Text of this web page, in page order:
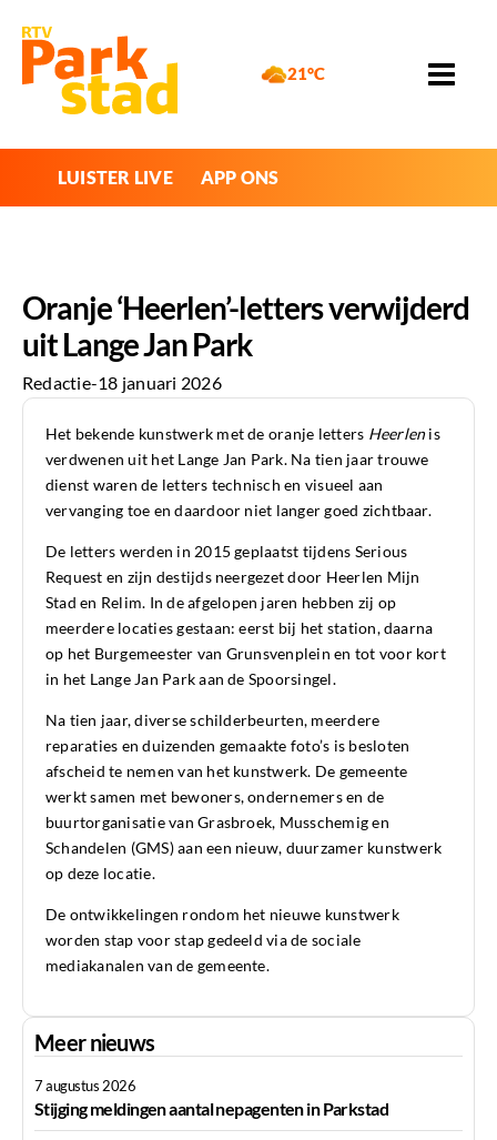
21°C
LUISTER LIVE APP ONS
Oranje ‘Heerlen’-letters verwijderd
uit Lange Jan Park
Redactie-18 januari 2026
Het bekende kunstwerk met de oranje letters Heerlenis
verdwenen uit het Lange Jan Park. Na tien jaar trouwe
dienst waren de letters technisch en visueel aan
vervanging toe en daardoor niet langer goed zichtbaar.
De letters werden in 2015 geplaatst tijdens Serious
Request en zijn destijds neergezet door Heerlen Mijn
Stad en Relim. In de afgelopen jaren hebben zij op
meerdere locaties gestaan: eerst bij het station, daarna
op het Burgemeester van Grunsvenplein en tot voor kort
in het Lange Jan Park aan de Spoorsingel.
Na tien jaar, diverse schilderbeurten, meerdere
reparaties en duizenden gemaakte foto’s is besloten
afscheid te nemen van het kunstwerk. De gemeente
werkt samen met bewoners, ondernemers en de
buurtorganisatie van Grasbroek, Musschemig en
Schandelen (GMS) aan een nieuw, duurzamer kunstwerk
op deze locatie.
De ontwikkelingen rondom het nieuwe kunstwerk
worden stap voor stap gedeeld via de sociale
mediakanalen van de gemeente.
Meer nieuws
7 augustus 2026
Stijging meldingen aantal nepagenten in Parkstad